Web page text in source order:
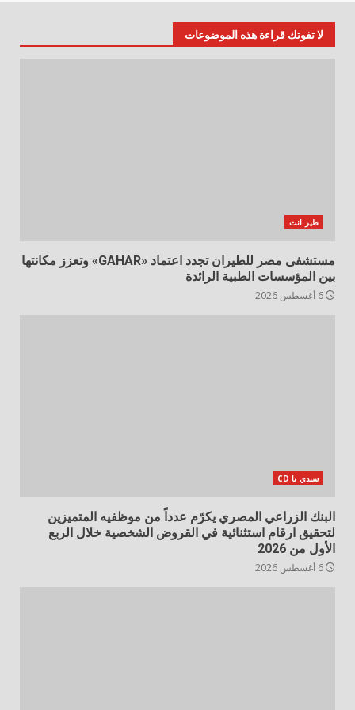
لا تفوتك قراءة هذه الموضوعات
طير انت
مستشفى مصر للطيران تجدد اعتماد «GAHAR» وتعزز مكانتها
بين المؤسسات الطبية الرائدة
سيدي يا CD
البنك الزراعي المصري يكرّم عدداً من موظفيه المتميزين
لتحقيق ارقام استثنائية في القروض الشخصية خلال الربع
الأول من 2026